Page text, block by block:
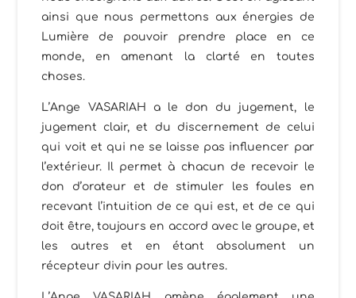
ainsi que nous permettons aux énergies de
Lumière de pouvoir prendre place en ce
monde, en amenant la clarté en toutes
choses.
L’Ange VASARIAH a le don du jugement, le
jugement clair, et du discernement de celui
qui voit et qui ne se laisse pas influencer par
l’extérieur. Il permet à chacun de recevoir le
don d’orateur et de stimuler les foules en
recevant l’intuition de ce qui est, et de ce qui
doit être, toujours en accord avec le groupe, et
les autres et en étant absolument un
récepteur divin pour les autres.